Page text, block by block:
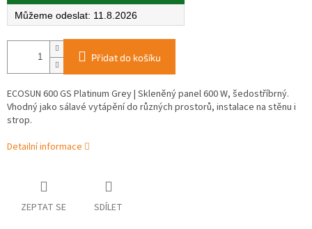
11.8.2026
Přidat do košíku
ECOSUN 600 GS Platinum Grey | Skleněný panel 600 W, šedostříbrný.
Vhodný jako sálavé vytápění do různých prostorů, instalace na stěnu i
strop.
Detailní informace
ZEPTAT SE SDÍLET